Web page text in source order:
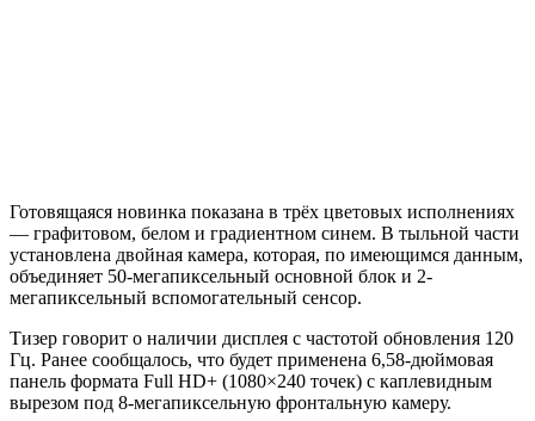
Готовящаяся новинка показана в трёх цветовых исполнениях
— графитовом, белом и градиентном синем. В тыльной части
установлена двойная камера, которая, по имеющимся данным,
объединяет 50-мегапиксельный основной блок и 2-
мегапиксельный вспомогательный сенсор.
Тизер говорит о наличии дисплея с частотой обновления 120
Гц. Ранее сообщалось, что будет применена 6,58-дюймовая
панель формата Full HD+ (1080×240 точек) с каплевидным
вырезом под 8-мегапиксельную фронтальную камеру.